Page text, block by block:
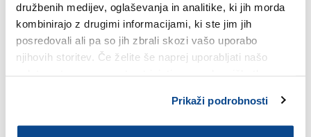
družbenih medijev, oglaševanja in analitike, ki jih morda
kombinirajo z drugimi informacijami, ki ste jim jih
posredovali ali pa so jih zbrali skozi vašo uporabo
njihovih storitev. Če želite še naprej uporabljati našo
Prikaži podrobnosti
TAGS:
LUIGI DI MAIO
PETER VERČ